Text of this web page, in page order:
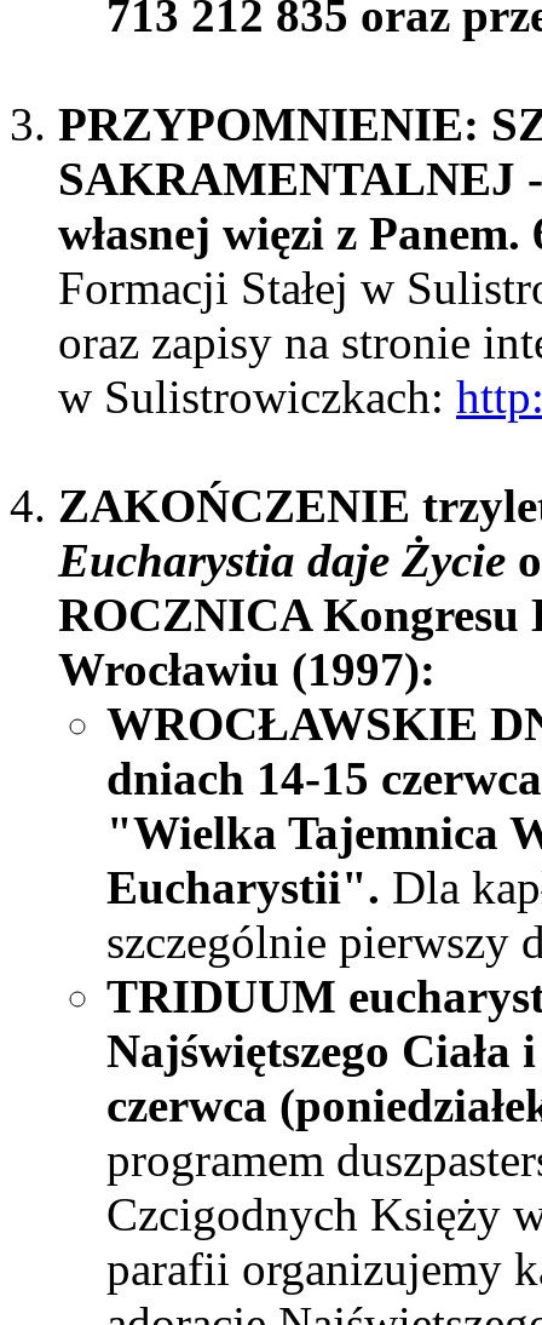
713 212 835 oraz
PRZYPOMNIENIE:
SAKRAMENTALNEJ
własnej więzi z Panem.
Formacji Stałej w
oraz zapisy na stronie
w Sulistrowiczkach:
ZAKOŃCZENIE
Eucharystia daje Życie
ROCZNICA Kongresu
Wrocławiu (1997):
WROCŁAWSKIE
dniach 14-15
"Wielka Tajemnica
Eucharystii". Dla
szczególnie pierwszy
TRIDUUM
Najświętszego
czerwca
programem
Czcigodnych Księży
parafii organizujemy